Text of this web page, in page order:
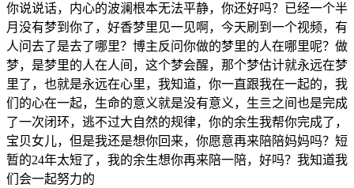
你说说话，内心的波澜根本无法平静，你还好吗？已经一个半
月没有梦到你了，好香梦里见一见啊，今天刷到一个视频，有
人问去了是去了哪里？博主反问你做的梦里的人在哪里呢？做
梦，是梦里的人在人间，这个梦会醒，那个梦估计就永远在梦
里了，也就是永远在心里，我知道，你一直跟我在一起的，我
们的心在一起，生命的意义就是没有意义，生亖之间也是完成
了一次闭环，逃不过大自然的规律，你的余生我帮你完成了，
宝贝女儿，但是我还是想你回来，你愿意再来陪陪妈妈吗？短
暂的24年太短了，我的余生想你再来陪一陪，好吗？我知道我
们会一起努力的